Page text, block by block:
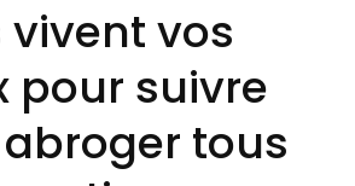
vivent vos
pour suivre
tous